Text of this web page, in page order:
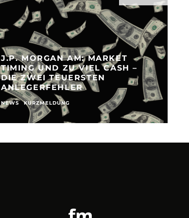
J.P. MORGAN AM: MARKET
TIMING UND ZU VIEL CASH –
DIE ZWEI TEUERSTEN
ANLEGERFEHLER
NEWS KURZMELDUNG